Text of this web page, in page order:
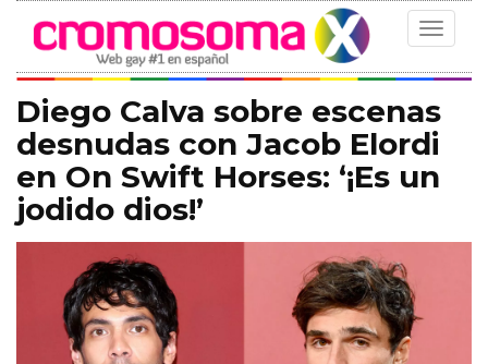
Toggle
Diego Calva sobre escenas
desnudas con Jacob Elordi
en On Swift Horses: ‘¡Es un
jodido dios!’